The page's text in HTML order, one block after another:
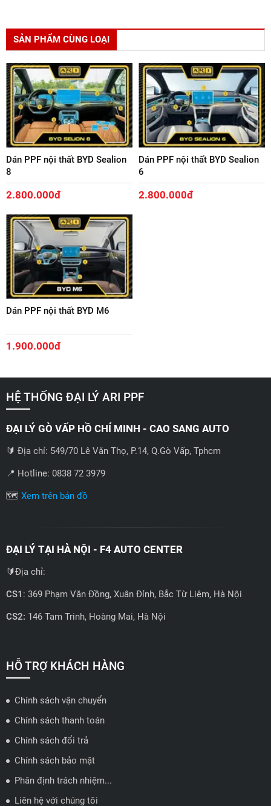
SẢN PHẨM CÙNG LOẠI
Dán PPF nội thất BYD Sealion
8
2.800.000đ
Dán PPF nội thất BYD Sealion
6
2.800.000đ
Dán PPF nội thất BYD M6
1.900.000đ
HỆ THỐNG ĐẠI LÝ ARI PPF
ĐẠI LÝ GÒ VẤP HỒ CHÍ MINH - CAO SANG AUTO
🔰 Địa chỉ: 549/70 Lê Văn Thọ, P.14, Q.Gò Vấp, Tphcm
📍 Hotline: 0838 72 3979
🗺️ Xem trên bản đồ
ĐẠI LÝ TẠI HÀ NỘI - F4 AUTO CENTER
🔰Địa chỉ:
CS1 : 369 Phạm Văn Đồng, Xuân Đỉnh, Bắc Từ Liêm, Hà Nội
CS2: 146 Tam Trinh, Hoàng Mai, Hà Nội
🗺️Xem trên bản đồ
ĐẠI LÝ QUẬN 2 HCM - HẢI TRIỀU AUTO
🔰 Địa chỉ: 78-80 Vũ Tông Phan, P.An Phú, TP Thủ Đức, TP HCM
📍 Hotline: 0938584113
🗺️Xem trên bản đồ
HỖ TRỢ KHÁCH HÀNG
Chính sách vận chuyển
Chính sách thanh toán
Chính sách đổi trả
Chính sách bảo mật
Phân định trách nhiệm...
Liên hệ với chúng tôi